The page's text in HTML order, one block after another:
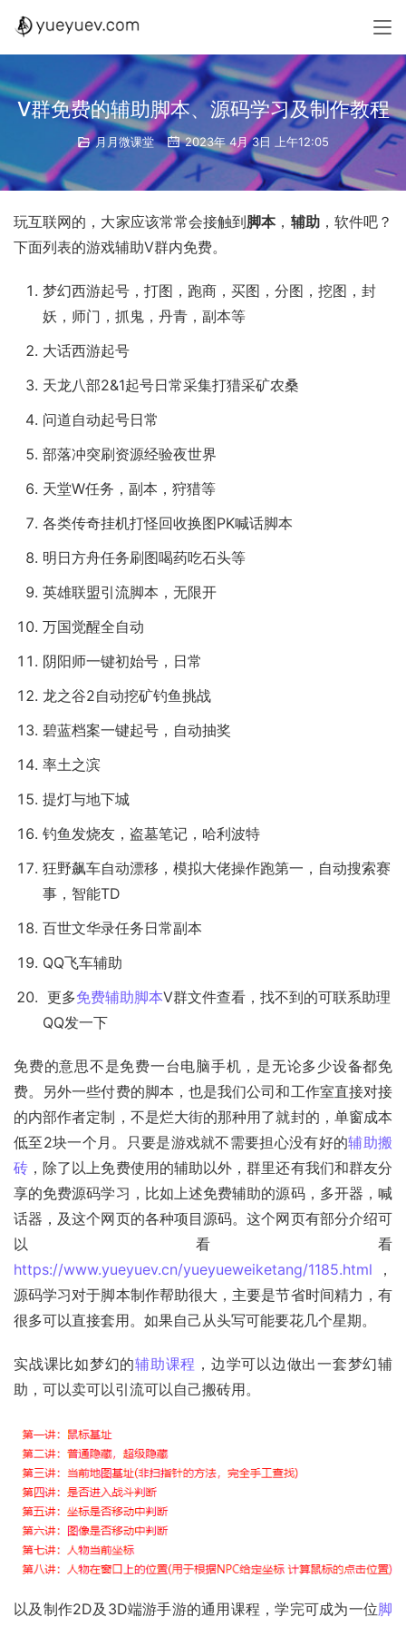
V群免费的辅助脚本、源码学习及制作教程
月月微课堂 2023年 4月 3日 上午12:05
玩互联网的，大家应该常常会接触到脚本， 辅助，软件吧？
下面列表的游戏辅助V群内免费。
梦幻西游起号，打图，跑商，买图，分图，挖图，封
妖，师门，抓鬼，丹青，副本等
大话西游起号
天龙八部2&1起号日常采集打猎采矿农桑
问道自动起号日常
部落冲突刷资源经验夜世界
天堂W任务，副本，狩猎等
各类传奇挂机打怪回收换图PK喊话脚本
明日方舟任务刷图喝药吃石头等
英雄联盟引流脚本，无限开
万国觉醒全自动
阴阳师一键初始号，日常
龙之谷2自动挖矿钓鱼挑战
碧蓝档案一键起号，自动抽奖
率土之滨
提灯与地下城
钓鱼发烧友，盗墓笔记，哈利波特
狂野飙车自动漂移，模拟大佬操作跑第一，自动搜索赛
事，智能TD
百世文华录任务日常副本
QQ飞车辅助
更多免费辅助脚本V群文件查看，找不到的可联系助理
QQ发一下
免费的意思不是免费一台电脑手机，是无论多少设备都免
费。另外一些付费的脚本，也是我们公司和工作室直接对接
的内部作者定制，不是烂大街的那种用了就封的，单窗成本
低至2块一个月。只要是游戏就不需要担心没有好的辅助搬
砖 ，除了以上免费使用的辅助以外，群里还有我们和群友分
享的免费源码学习，比如上述免费辅助的源码，多开器，喊
话器，及这个网页的各种项目源码。这个网页有部分介绍可
以看看
https://www.yueyuev.cn/yueyueweiketang/1185.html ，
源码学习对于脚本制作帮助很大，主要是节省时间精力，有
很多可以直接套用。如果自己从头写可能要花几个星期。
实战课比如梦幻的辅助课程 ，边学可以边做出一套梦幻辅
助，可以卖可以引流可以自己搬砖用。
以及制作2D及3D端游手游的通用课程，学完可成为一位脚